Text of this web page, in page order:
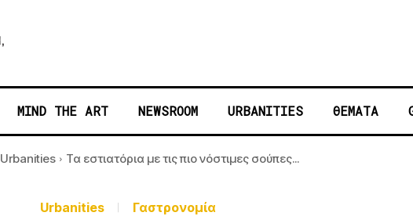
MIND THE ART NEWSROOM URBANITIES ΘΕΜΑΤΑ
Urbanities Τα εστιατόρια με τις πιο νόστιμες σούπες...
Urbanities Γαστρονομία